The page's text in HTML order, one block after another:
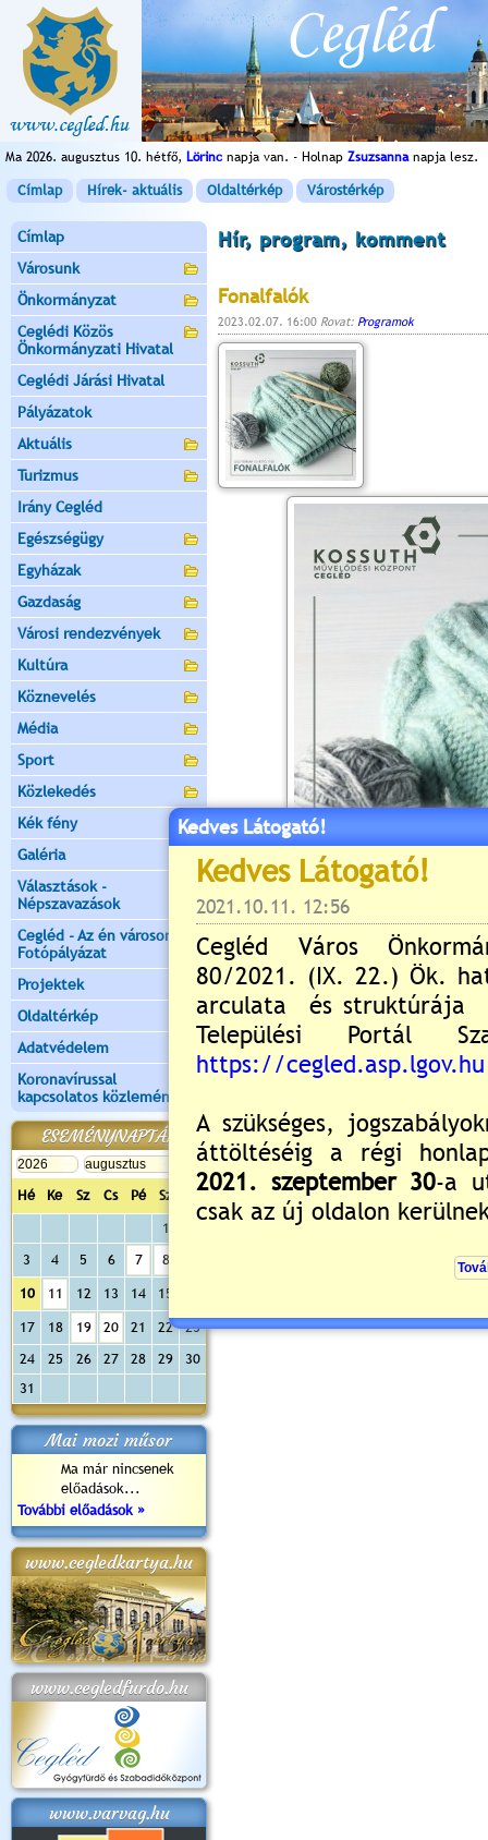
Ma 2026. augusztus 10. hétfő, Lörinc napja van. - Holnap Zsuzsannanapja lesz.
Címlap Hírek- aktuális Oldaltérkép Várostérkép
Címlap
Városunk
Önkormányzat
Ceglédi Közös
Önkormányzati Hivatal
Ceglédi Járási Hivatal
Pályázatok
Aktuális
Turizmus
Irány Cegléd
Egészségügy
Egyházak
Gazdaság
Városi rendezvények
Kultúra
Köznevelés
Média
Sport
Közlekedés
Kék fény
Galéria
Választások -
Népszavazások
Cegléd - Az én városom -
Fotópályázat
Projektek
Oldaltérkép
Adatvédelem
Koronavírussal
kapcsolatos közlemények
ESEMÉNYNAPTÁR
Hé Ke Sz Cs Pé Sz
Va
1
3
4 5 6 7 8
10 11 12 13 14 15
17 18 19 20 21 22
23
24
25 26 27 28 29
30
31
Mai mozi műsor
Ma már nincsenek
előadások...
További előadások »
www.cegledkartya.hu
www.cegledfurdo.hu
www.varvag.hu
Hír, program, komment
Fonalfalók
2023.02.07. 16:00 Rovat: Programok
Értékelés: 5
Még nincsenek hozzászólások
Új hozzászólás:
Kérjük jelentkezzen
Kedves Látogató!